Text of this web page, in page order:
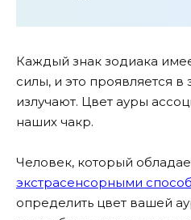
Каждый знак зодиака
силы, и это проявляется
излучают. Цвет ауры
наших чакр.
Человек, который
экстрасенсорными
определить цвет вашей